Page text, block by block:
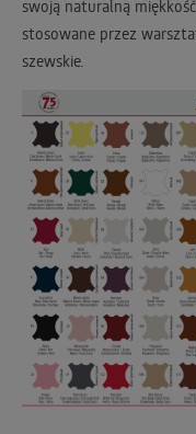
swoją naturalną
stosowane przez
szewskie.